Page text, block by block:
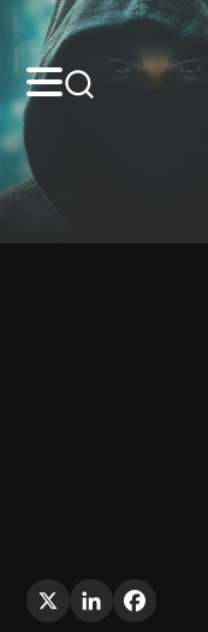
Search:
Facebook
LinkedIn
X